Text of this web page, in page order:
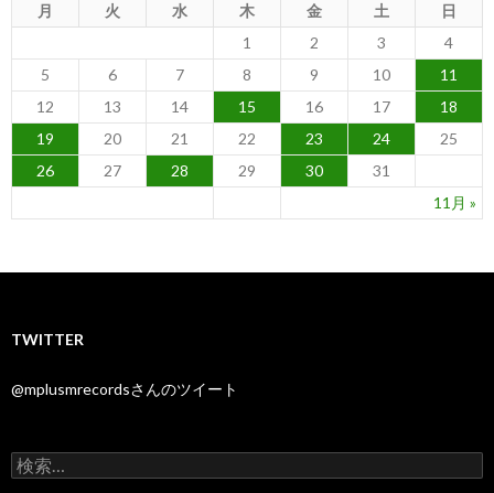
月 火 水 木 金 土 日
11月 »
1 2 3
4
5
6 7 8 9 10
11
12
13 14 15 16 17
18
19
20 21 22 23 24
25
26
27 28 29 30 31
TWITTER
@mplusmrecordsさんのツイート
検
索